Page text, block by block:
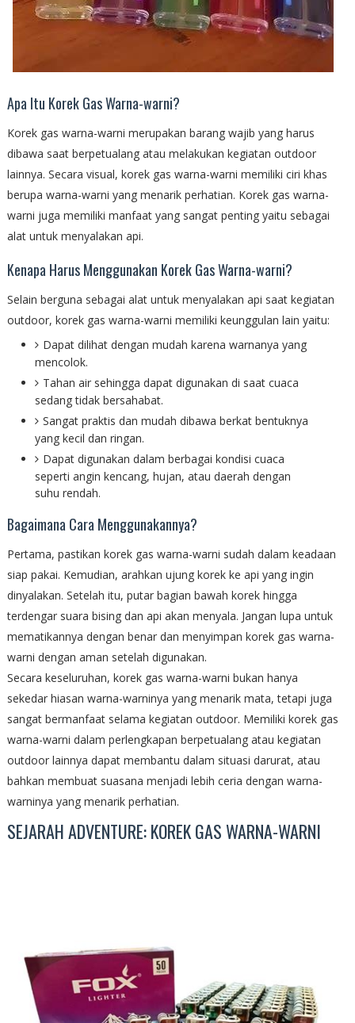
Apa Itu Korek Gas Warna-warni?
Korek gas warna-warni merupakan barang wajib yang harus
dibawa saat berpetualang atau melakukan kegiatan outdoor
lainnya. Secara visual, korek gas warna-warni memiliki ciri khas
berupa warna-warni yang menarik perhatian. Korek gas warna-
warni juga memiliki manfaat yang sangat penting yaitu sebagai
alat untuk menyalakan api.
Kenapa Harus Menggunakan Korek Gas Warna-warni?
Selain berguna sebagai alat untuk menyalakan api saat kegiatan
outdoor, korek gas warna-warni memiliki keunggulan lain yaitu:
Dapat dilihat dengan mudah karena warnanya yang
mencolok.
Tahan air sehingga dapat digunakan di saat cuaca
sedang tidak bersahabat.
Sangat praktis dan mudah dibawa berkat bentuknya
yang kecil dan ringan.
Dapat digunakan dalam berbagai kondisi cuaca
seperti angin kencang, hujan, atau daerah dengan
suhu rendah.
Bagaimana Cara Menggunakannya?
Pertama, pastikan korek gas warna-warni sudah dalam keadaan
siap pakai. Kemudian, arahkan ujung korek ke api yang ingin
dinyalakan. Setelah itu, putar bagian bawah korek hingga
terdengar suara bising dan api akan menyala. Jangan lupa untuk
mematikannya dengan benar dan menyimpan korek gas warna-
warni dengan aman setelah digunakan.
Secara keseluruhan, korek gas warna-warni bukan hanya
sekedar hiasan warna-warninya yang menarik mata, tetapi juga
sangat bermanfaat selama kegiatan outdoor. Memiliki korek gas
warna-warni dalam perlengkapan berpetualang atau kegiatan
outdoor lainnya dapat membantu dalam situasi darurat, atau
bahkan membuat suasana menjadi lebih ceria dengan warna-
warninya yang menarik perhatian.
SEJARAH ADVENTURE: KOREK GAS WARNA-WARNI